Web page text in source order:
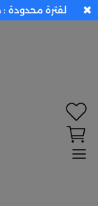
لفترة محدودة : ✖